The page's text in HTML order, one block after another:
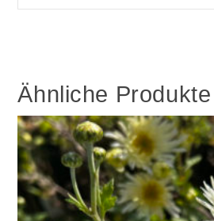
Ähnliche Produkte